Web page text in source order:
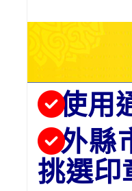
使用
外縣
挑選印